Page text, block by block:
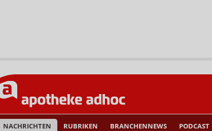
NACHRICHTEN RUBRIKEN BRANCHENNEWS PODCAST